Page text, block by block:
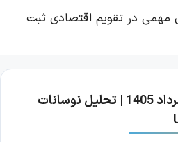
مهمی در تقویم اقتصادی ثبت
بازار فارکس امروز 17 مرداد 1405 | تحلیل نوسانات